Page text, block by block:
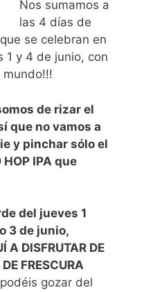
Nos sumamos a
las 4 días de
se celebran en
1 y 4 de junio, con
de rizar el
que no vamos a
y pinchar sólo el
IPA que
del jueves 1
3 de junio,
A DISFRUTAR DE
FRESCURA
gozar del